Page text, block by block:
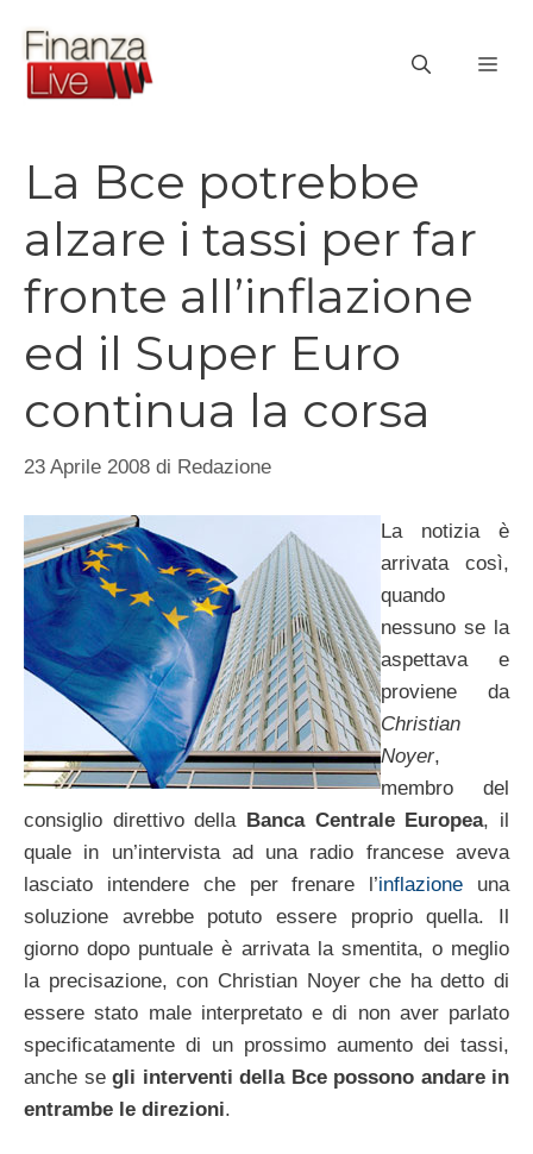
contenuto
La Bce potrebbe
alzare i tassi per far
fronte all’inflazione
ed il Super Euro
continua la corsa
23 Aprile 2008 di Redazione
La notizia è
arrivata così,
quando
nessuno se la
aspettava e
proviene da
Christian
Noyer,
membro del
consiglio direttivo della Banca Centrale Europea, il
quale in un’intervista ad una radio francese aveva
lasciato intendere che per frenare l’inflazione una
soluzione avrebbe potuto essere proprio quella. Il
giorno dopo puntuale è arrivata la smentita, o meglio
la precisazione, con Christian Noyer che ha detto di
essere stato male interpretato e di non aver parlato
specificatamente di un prossimo aumento dei tassi,
anche se gli interventi della Bce possono andare in
entrambe le direzioni.